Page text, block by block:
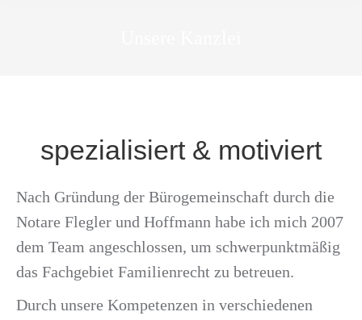
spezialisiert & motiviert
Nach Gründung der Bürogemeinschaft durch die
Notare Flegler und Hoffmann habe ich mich 2007
dem Team angeschlossen, um schwerpunktmäßig
das Fachgebiet Familienrecht zu betreuen.
Durch unsere Kompetenzen in verschiedenen